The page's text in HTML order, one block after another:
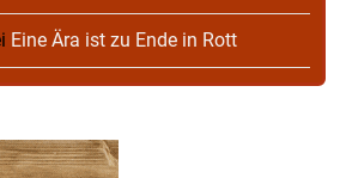
Eine Ära ist zu Ende in Rott